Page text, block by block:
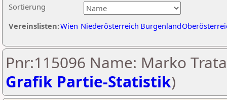
Sortierung
Vereinslisten:Wien Niederösterreich Burgenland
Pnr:115096 Name: Marko
Grafik Partie-Statistik)